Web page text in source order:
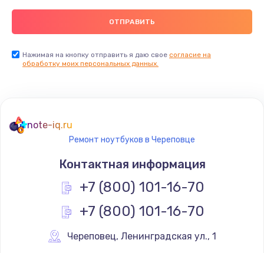
Нажимая на кнопку отправить я даю свое согласие на
обработку моих персональных данных.
note-iq.ru
Ремонт ноутбуков в Череповце
Контактная информация
+7 (800) 101-16-70
+7 (800) 101-16-70
Череповец, Ленинградская ул., 1